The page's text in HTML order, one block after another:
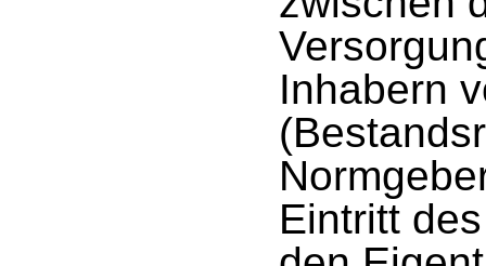
Inhabern
Eintritt